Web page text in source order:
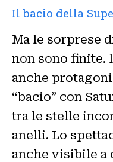
Il bacio della
Ma le sorprese
non sono finite.
anche
“bacio” con
tra le stelle
anelli. Lo
anche visibile a